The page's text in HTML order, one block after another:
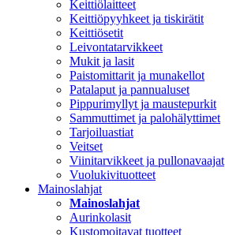
Keittiölaitteet
Keittiöpyyhkeet ja tiskirätit
Keittiösetit
Leivontatarvikkeet
Mukit ja lasit
Paistomittarit ja munakellot
Patalaput ja pannualuset
Pippurimyllyt ja maustepurkit
Sammuttimet ja palohälyttimet
Tarjoiluastiat
Veitset
Viinitarvikkeet ja pullonavaajat
Vuolukivituotteet
Mainoslahjat
Mainoslahjat
Aurinkolasit
Kustomoitavat tuotteet